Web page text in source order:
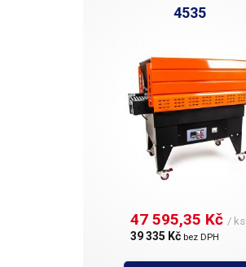
4535
47 595,35 Kč / ks
39 335 Kč bez DPH